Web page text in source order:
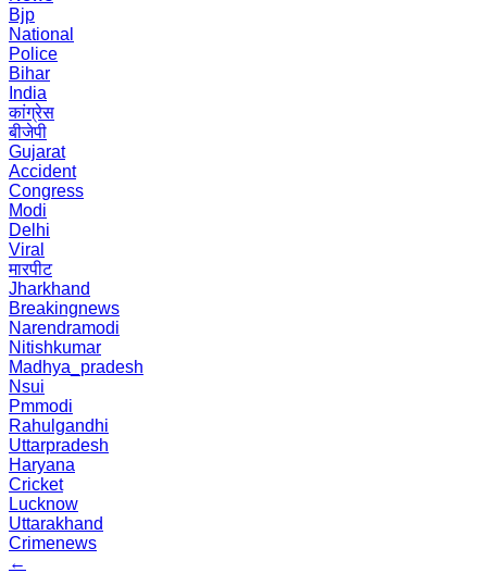
Bjp
National
Police
Bihar
India
कांग्रेस
बीजेपी
Gujarat
Accident
Congress
Modi
Delhi
Viral
मारपीट
Jharkhand
Breakingnews
Narendramodi
Nitishkumar
Madhya_pradesh
Nsui
Pmmodi
Rahulgandhi
Uttarpradesh
Haryana
Cricket
Lucknow
Uttarakhand
Crimenews
←